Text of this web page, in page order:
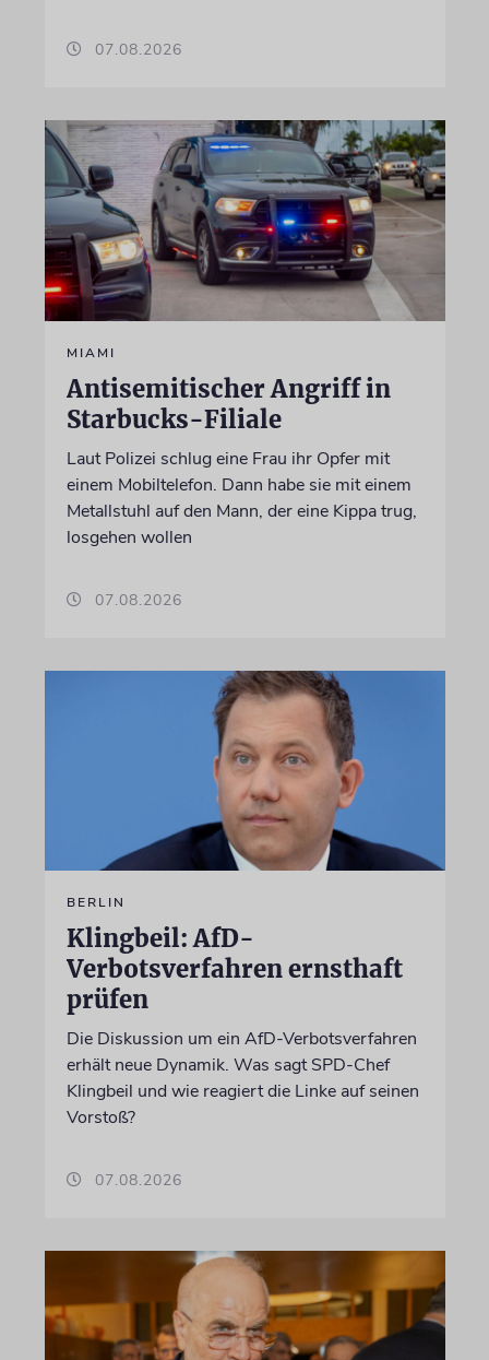
07.08.2026
MIAMI
Antisemitischer Angriff in
Starbucks-Filiale
Laut Polizei schlug eine Frau ihr Opfer mit
einem Mobiltelefon. Dann habe sie mit einem
Metallstuhl auf den Mann, der eine Kippa trug,
losgehen wollen
07.08.2026
BERLIN
Klingbeil: AfD-
Verbotsverfahren ernsthaft
prüfen
Die Diskussion um ein AfD-Verbotsverfahren
erhält neue Dynamik. Was sagt SPD-Chef
Klingbeil und wie reagiert die Linke auf seinen
Vorstoß?
07.08.2026